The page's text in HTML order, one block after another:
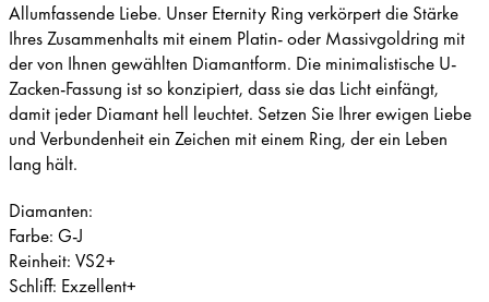
Allumfassende Liebe. Unser Eternity Ring verkörpert die Stärke
Ihres Zusammenhalts mit einem Platin- oder Massivgoldring mit
der von Ihnen gewählten Diamantform. Die minimalistische U-
Zacken-Fassung ist so konzipiert, dass sie das Licht einfängt,
damit jeder Diamant hell leuchtet. Setzen Sie Ihrer ewigen Liebe
und Verbundenheit ein Zeichen mit einem Ring, der ein Leben
lang hält.
Diamanten:
Farbe: G-J
Reinheit: VS2+
Schliff: Exzellent+